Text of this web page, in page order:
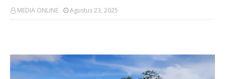
MEDIA ONLINE Agustus 23, 2025